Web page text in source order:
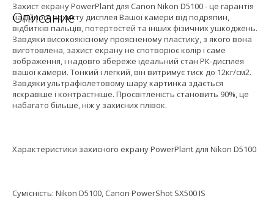
Описание
Захист екрану PowerPlant для Canon Nikon D5100 - це гарантія
надійного захисту дисплея Вашої камери від подряпин,
відбитків пальців, потертостей та інших фізичних ушкоджень.
Завдяки високоякісному проясненому пластику, з якого вона
виготовлена, захист екрану не спотворює колір і саме
зображення, і надовго збереже ідеальний стан РК-дисплея
вашої камери. Тонкий і легкий, він витримує тиск до 12кг/см2.
Завдяки ультрафіолетовому шару картинка здається
яскравіше і контрастніше. Просвітленість становить 90%, це
набагато більше, ніж у захисних плівок.
Характеристики захисного екрану PowerPlant для Nikon D5100
Сумісність: Nikon D5100, Canon PowerShot SX500 IS